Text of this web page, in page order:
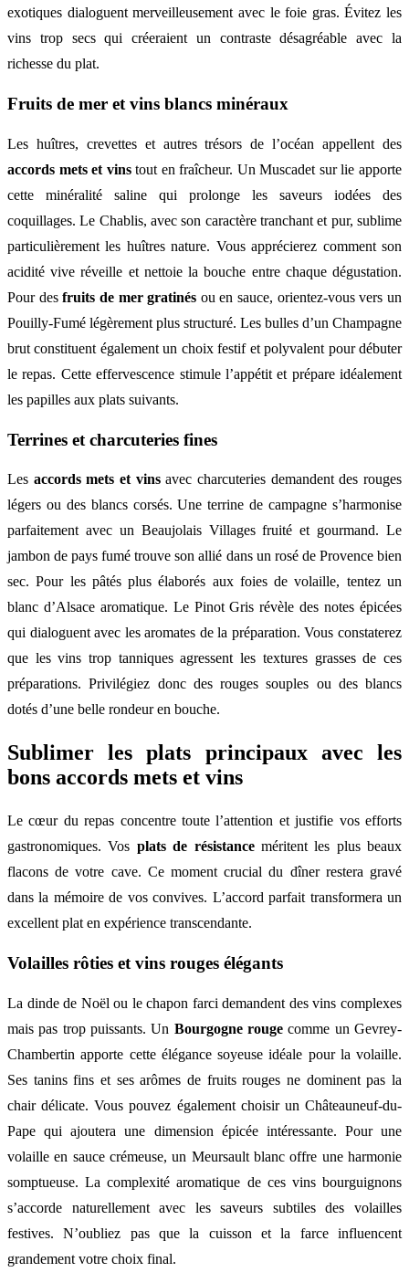
exotiques dialoguent merveilleusement avec le foie gras. Évitez les
vins trop secs qui créeraient un contraste désagréable avec la
richesse du plat.
Fruits de mer et vins blancs minéraux
Les huîtres, crevettes et autres trésors de l’océan appellent des
accords mets et vinstout en fraîcheur. Un Muscadet sur lie apporte
cette minéralité saline qui prolonge les saveurs iodées des
coquillages. Le Chablis, avec son caractère tranchant et pur, sublime
particulièrement les huîtres nature. Vous apprécierez comment son
acidité vive réveille et nettoie la bouche entre chaque dégustation.
Pour desfruits de mer gratinés ou en sauce, orientez-vous vers un
Pouilly-Fumé légèrement plus structuré. Les bulles d’un Champagne
brut constituent également un choix festif et polyvalent pour débuter
le repas. Cette effervescence stimule l’appétit et prépare idéalement
les papilles aux plats suivants.
Terrines et charcuteries fines
Les accords mets et vinsavec charcuteries demandent des rouges
légers ou des blancs corsés. Une terrine de campagne s’harmonise
parfaitement avec un Beaujolais Villages fruité et gourmand. Le
jambon de pays fumé trouve son allié dans un rosé de Provence bien
sec. Pour les pâtés plus élaborés aux foies de volaille, tentez un
blanc d’Alsace aromatique. Le Pinot Gris révèle des notes épicées
qui dialoguent avec les aromates de la préparation. Vous constaterez
que les vins trop tanniques agressent les textures grasses de ces
préparations. Privilégiez donc des rouges souples ou des blancs
dotés d’une belle rondeur en bouche.
Sublimer les plats principaux avec les
bons accords mets et vins
Le cœur du repas concentre toute l’attention et justifie vos efforts
gastronomiques. Vos plats de résistanceméritent les plus beaux
flacons de votre cave. Ce moment crucial du dîner restera gravé
dans la mémoire de vos convives. L’accord parfait transformera un
excellent plat en expérience transcendante.
Volailles rôties et vins rouges élégants
La dinde de Noël ou le chapon farci demandent des vins complexes
mais pas trop puissants. Un Bourgogne rouge comme un Gevrey-
Chambertin apporte cette élégance soyeuse idéale pour la volaille.
Ses tanins fins et ses arômes de fruits rouges ne dominent pas la
chair délicate. Vous pouvez également choisir un Châteauneuf-du-
Pape qui ajoutera une dimension épicée intéressante. Pour une
volaille en sauce crémeuse, un Meursault blanc offre une harmonie
somptueuse. La complexité aromatique de ces vins bourguignons
s’accorde naturellement avec les saveurs subtiles des volailles
festives. N’oubliez pas que la cuisson et la farce influencent
grandement votre choix final.